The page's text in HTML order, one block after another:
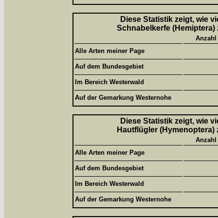
Diese Statistik zeigt, wie
Schnabelkerfe
Alle Arten meiner Page
Auf dem Bundesgebiet
Im Bereich Westerwald
Auf der Gemarkung Westernohe
Diese Statistik zeigt, wie
Hautflügler
Alle Arten meiner Page
Auf dem Bundesgebiet
Im Bereich Westerwald
Auf der Gemarkung Westernohe